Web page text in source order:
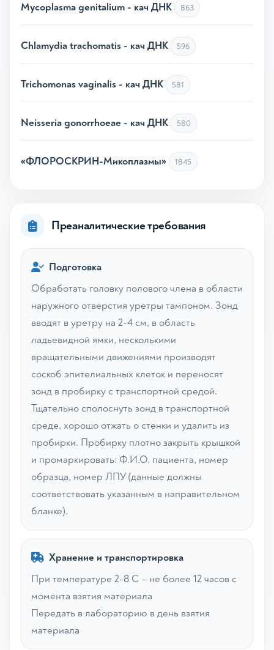
Mycoplasma genitalium - кач ДНК 863
Chlamydia trachomatis - кач ДНК 596
Trichomonas vaginalis - кач ДНК 581
Neisseria gonorrhoeae - кач ДНК 580
«ФЛОРОСКРИН-Микоплазмы» 1845
Преаналитические требования
Подготовка
Обработать головку полового члена в области
наружного отверстия уретры тампоном. Зонд
вводят в уретру на 2-4 см, в область
ладьевидной ямки, несколькими
вращательными движениями производят
соскоб эпителиальных клеток и переносят
зонд в пробирку с транспортной средой.
Тщательно сполоснуть зонд в транспортной
среде, хорошо отжать о стенки и удалить из
пробирки. Пробирку плотно закрыть крышкой
и промаркировать: Ф.И.О. пациента, номер
образца, номер ЛПУ (данные должны
соответствовать указанным в направительном
бланке).
Хранение и транспортировка
При температуре 2-8 С – не более 12 часов с
момента взятия материала
Передать в лабораторию в день взятия
материала